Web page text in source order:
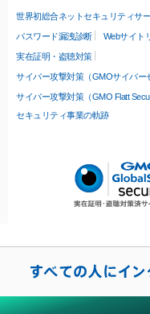
世界初総合ネットセキュリティサ
パスワード漏洩診断 Webサイト
実在証明・盗聴対策
サイバー攻撃対策（GMOサイバー
サイバー攻撃対策（GMO Flatt
セキュリティ事業の軌跡